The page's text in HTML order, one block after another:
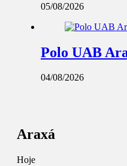
05/08/2026
Polo UAB
04/08/2026
Araxá
Hoje